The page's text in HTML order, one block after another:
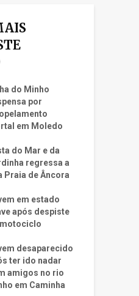
do Minho
por
em Moledo
do Mar e da
regressa a
Praia de Âncora
em estado
após despiste
desaparecido
ter ido nadar
amigos no rio
em Caminha